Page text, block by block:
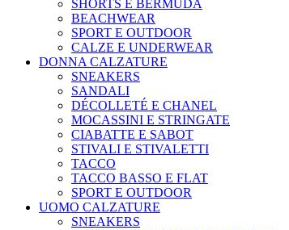
SHORTS E BERMUDA
BEACHWEAR
SPORT E OUTDOOR
CALZE E UNDERWEAR
DONNA CALZATURE
SNEAKERS
SANDALI
DÉCOLLETÉ E CHANEL
MOCASSINI E STRINGATE
CIABATTE E SABOT
STIVALI E STIVALETTI
TACCO
TACCO BASSO E FLAT
SPORT E OUTDOOR
UOMO CALZATURE
SNEAKERS